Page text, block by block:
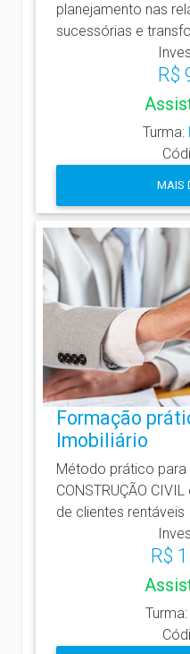
planejamento nas
sucessórias e
R$
Turma:
MAIS
Formação
Imobiliário
Método prático
CONSTRUÇÃO
de clientes rentáveis
R$
Turma: